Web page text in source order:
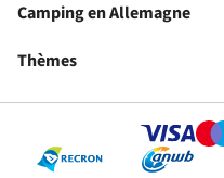
Camping en Allemagne
Thèmes